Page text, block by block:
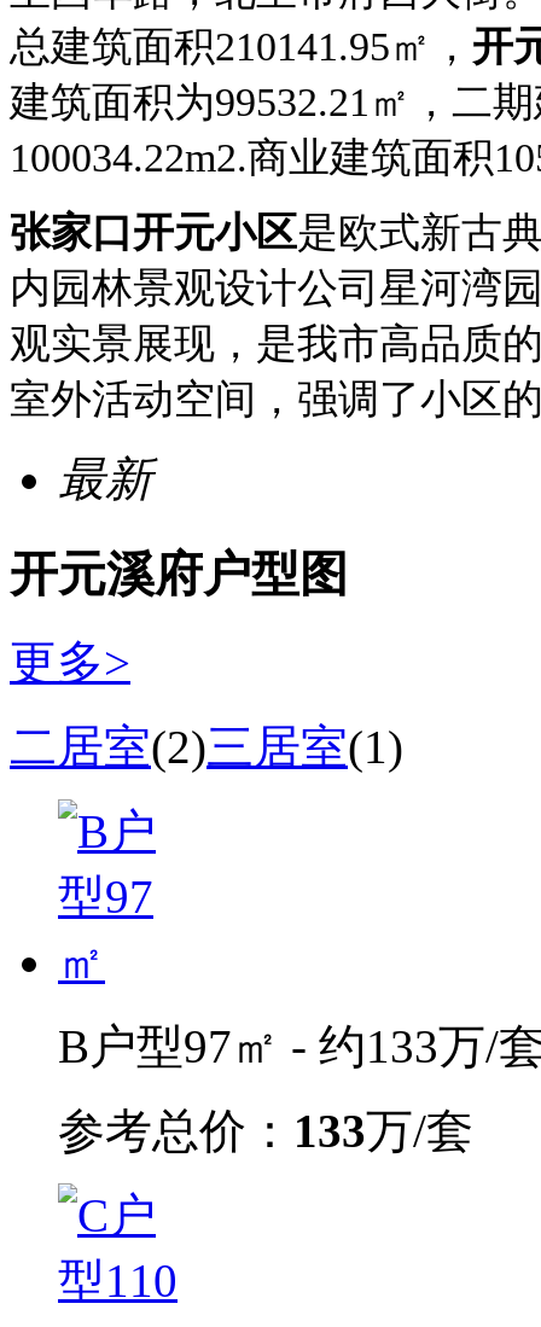
总建筑面积210141.95㎡， 开
建筑面积为99532.21㎡，二
100034.22m2.商业建筑面积
张家口开元小区是欧式新古
内园林景观设计公司星河湾
观实景展现，是我市高品质
室外活动空间，强调了小区
最新
开元溪府户型图
更多>
二居室(2)三居室(1)
B户型97㎡ - 约133万/
参考总价： 133万/套